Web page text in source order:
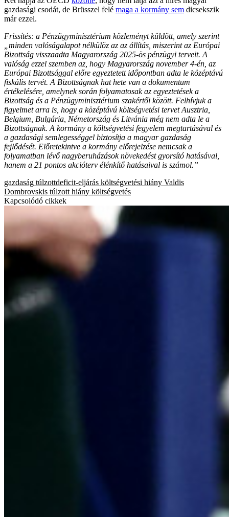
gazdasági csodát, de Brüsszel felé maga a kormány sem dicsekszik
már ezzel.
Frissítés: a Pénzügyminisztérium közleményt küldött, amely szerint
„minden valóságalapot nélkülöz az az állítás, miszerint az Európai
Bizottság visszaadta Magyarország 2025-ös pénzügyi terveit. A
valóság ezzel szemben az, hogy Magyarország november 4-én, az
Európai Bizottsággal előre egyeztetett időpontban adta le középtávú
fiskális tervét. A Bizottságnak hat hete van a dokumentum
értékelésére, amelynek során folyamatosak az egyeztetések a
Bizottság és a Pénzügyminisztérium szakértői között. Felhívjuk a
figyelmet arra is, hogy a középtávú költségvetési tervet Ausztria,
Belgium, Bulgária, Németország és Litvánia még nem adta le a
Bizottságnak. A kormány a költségvetési fegyelem megtartásával és
a gazdasági semlegességgel biztosítja a magyar gazdaság
fejlődését. Előretekintve a kormány előrejelzése nemcsak a
folyamatban lévő nagyberuházások növekedést gyorsító hatásával,
hanem a 21 pontos akcióterv élénkítő hatásaival is számol.”
gazdaság túlzottdeficit-eljárás költségvetési hiány Valdis
Dombrovskis túlzott hiány költségvetés
Kapcsolódó cikkek